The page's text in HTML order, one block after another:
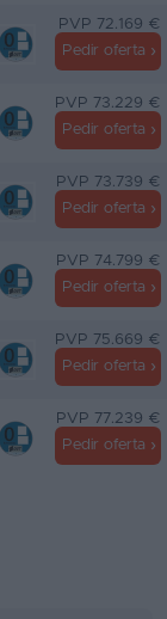
PVP 72.169 €
Pedir oferta
PVP 73.229 €
Pedir oferta
PVP 73.739 €
Pedir oferta
PVP 74.799 €
Pedir oferta
PVP 75.669 €
Pedir oferta
PVP 77.239 €
Pedir oferta